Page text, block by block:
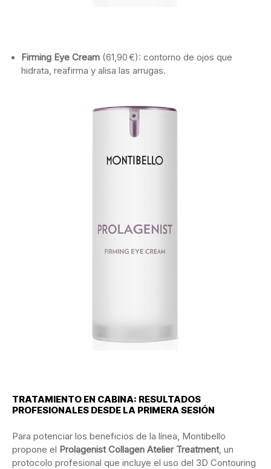
Firming Eye Cream (61,90 €): contorno de ojos que
hidrata, reafirma y alisa las arrugas.
TRATAMIENTO EN CABINA: RESULTADOS
PROFESIONALES DESDE LA PRIMERASESIÓN
Para potenciar los beneficios de la línea, Montibello
propone el ProlagenistCollagen Atelier Treatment, un
protocolo profesional que incluye el uso del 3D Contouring